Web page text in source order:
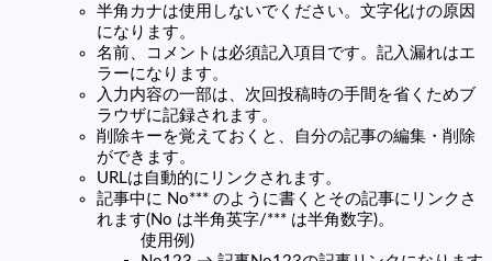
半角カナは使用しないでください。文字化けの原因
になります。
名前、コメントは必須記入項目です。記入漏れはエ
ラーになります。
入力内容の一部は、次回投稿時の手間を省くためブ
ラウザに記録されます。
削除キーを覚えておくと、自分の記事の編集・削除
ができます。
URLは自動的にリンクされます。
記事中に No*** のように書くとその記事にリンクさ
れます(No は半角英字/*** は半角数字)。
使用例)